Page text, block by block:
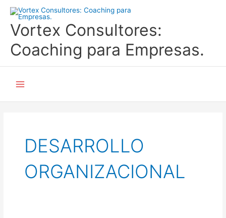
contenido
Vortex Consultores:
Coaching para Empresas.
DESARROLLO
ORGANIZACIONAL